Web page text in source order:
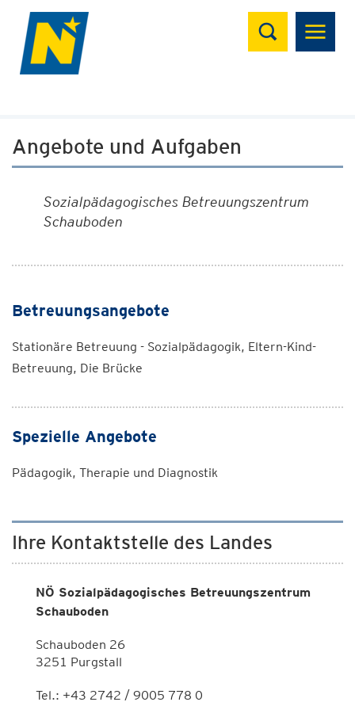
Suchen
Angebote und Aufgaben
Sozialpädagogisches Betreuungszentrum
Schauboden
Betreuungsangebote
Stationäre Betreuung - Sozialpädagogik, Eltern-Kind-
Betreuung, Die Brücke
Spezielle Angebote
Pädagogik, Therapie und Diagnostik
Ihre Kontaktstelle des Landes
NÖ Sozialpädagogisches Betreuungszentrum
Schauboden
Schauboden 26
3251 Purgstall
Tel.: +43 2742 / 9005 778 0